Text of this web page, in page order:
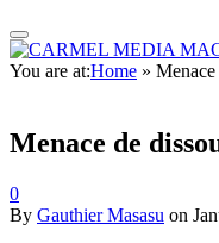
You are at:Home »
Menace de
0
By Gauthier Masasu on